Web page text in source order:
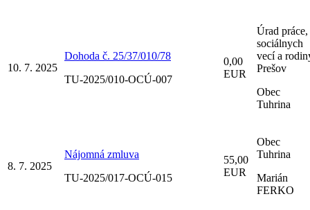
10. 7. 2025
Dohoda č. 25/37/010/78
TU-2025/010-OCÚ-007
0,00
EUR
Úrad práce,
sociálnych
vecí a
Prešov
Obec
Tuhrina
8. 7. 2025
Nájomná zmluva
TU-2025/017-OCÚ-015
55,00
EUR
Obec
Tuhrina
Marián
FERKO